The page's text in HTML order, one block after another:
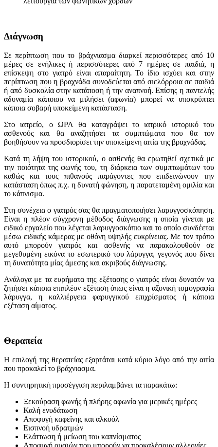
Διάγνωση
Σε περίπτωση που το βράχνιασμα διαρκεί περισσότερες από 10
μέρες σε ενήλικες ή περισσότερες από 7 ημέρες σε παιδιά, η
επίσκεψη στο γιατρό είναι απαραίτητη. Το ίδιο ισχύει και στην
περίπτωση που η βραχνάδα συνοδεύεται από σιελόρροια σε παιδιά
ή από δυσκολία στην κατάποση ή την αναπνοή. Επίσης η παντελής
αδυναμία κάποιου να μιλήσει (αφωνία) μπορεί να υποκρύπτει
κάποια σοβαρή υποκείμενη κατάσταση.
Στο ιατρείο, ο ΩΡΛ θα καταγράψει το ιατρικό ιστορικό του
ασθενούς και θα αναζητήσει τα συμπτώματα που θα τον
βοηθήσουν να προσδιορίσει την υποκείμενη αιτία της βραχνάδας.
Κατά τη λήψη του ιστορικού, ο ασθενής θα ερωτηθεί σχετικά με
την ποιότητα της φωνής του, τη διάρκεια των συμπτωμάτων του
καθώς και τους πιθανούς παράγοντες που επιδεινώνουν την
κατάσταση όπως π.χ. η δυνατή φώνηση, η παρατεταμένη ομιλία και
το κάπνισμα.
Στη συνέχεια ο γιατρός σας θα πραγματοποιήσει λαρυγγοσκόπηση.
Είναι η πλέον σύγχρονη μέθοδος διάγνωσης η οποία γίνεται με
ειδικό εργαλείο που λέγεται λαρυγγοσκόπιο και το οποίο συνδέεται
μέσω ειδικής κάμερας με οθόνη υψηλής ευκρίνειας. Με τον τρόπο
αυτό μπορούν γιατρός και ασθενής να παρακολουθούν σε
μεγεθυμένη εικόνα το εσωτερικό του λάρυγγα, γεγονός που δίνει
τη δυνατότητα μίας άμεσης και ακριβούς διάγνωσης.
Ανάλογα με τα ευρήματα της εξέτασης ο γιατρός είναι δυνατόν να
ζητήσει κάποια επιπλέον εξέταση όπως είναι η αξονική τομογραφία
λάρυγγα, η καλλιέργεια φαρυγγικού επιχρίσματος ή κάποια
εξέταση αίματος.
Θεραπεία
Η επιλογή της θεραπείας εξαρτάται κατά κύριο λόγο από την αιτία
που προκαλεί το βράχνιασμα.
Η συντηρητική προσέγγιση περιλαμβάνει τα παρακάτω:
Ξεκούραση φωνής ή πλήρης αφωνία για μερικές ημέρες
Καλή ενυδάτωση
Αποφυγή καφεΐνης και αλκοόλ
Εισπνοή υδρατμών
Ελάττωση ή μείωση του καπνίσματος
Αποφυγή ουσιών που μπορούν να προκαλέσουν αλλεργίες